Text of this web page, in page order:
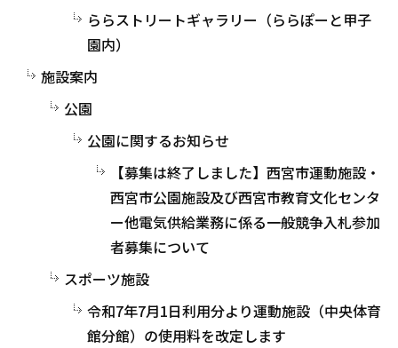
ららストリートギャラリー（ららぽーと甲子
園内）
施設案内
公園
公園に関するお知らせ
【募集は終了しました】西宮市運動施設・
西宮市公園施設及び西宮市教育文化センタ
ー他電気供給業務に係る一般競争入札参加
者募集について
スポーツ施設
令和7年7月1日利用分より運動施設（中央体育
館分館）の使用料を改定します